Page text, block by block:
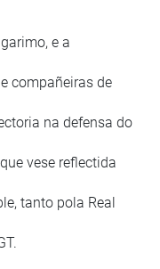
e a
compañeiras de
na defensa do
vese reflectida
tanto pola Real